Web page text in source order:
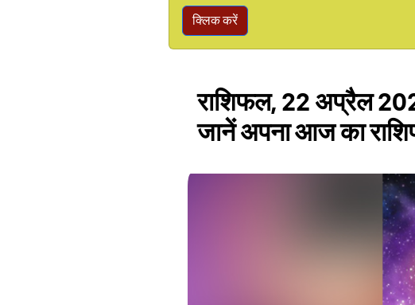
क्लिक करें
राशिफल, 22 अप्रैल
जानें अपना आज का